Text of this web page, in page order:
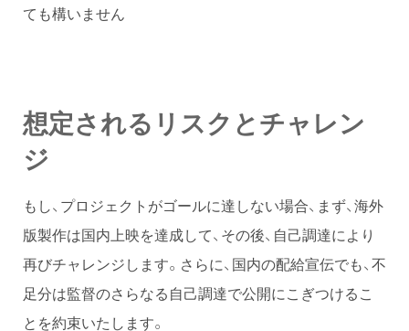
ても構いません
想定されるリスクとチャレン
ジ
もし、プロジェクトがゴールに達しない場合、まず、海外
版製作は国内上映を達成して、その後、自己調達により
再びチャレンジします。さらに、国内の配給宣伝でも、不
足分は監督のさらなる自己調達で公開にこぎつけるこ
とを約束いたします。